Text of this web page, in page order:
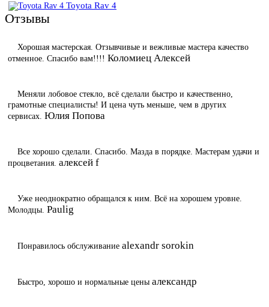
Toyota Rav 4
Отзывы
Хорошая мастерская. Отзывчивые и вежливые мастера качество
отменное. Спасибо вам!!!! Коломиец Алексей
Меняли лобовое стекло, всё сделали быстро и качественно,
грамотные специалисты! И цена чуть меньше, чем в других
сервисах. Юлия Попова
Все хорошо сделали. Спасибо. Мазда в порядке. Мастерам удачи и
процветания. алексей f
Уже неоднократно обращался к ним. Всё на хорошем уровне.
Молодцы. Paulig
Понравилось обслуживание alexandr sorokin
Быстро, хорошо и нормальные цены александр